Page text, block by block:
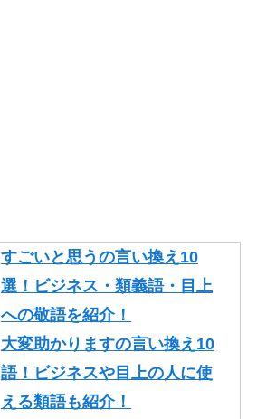
すごいと思うの言い換え10
選！ビジネス・類義語・目上
への敬語を紹介！
大変助かりますの言い換え10
語！ビジネスや目上の人に使
える類語も紹介！